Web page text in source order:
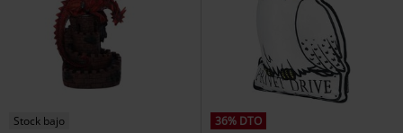
Stock bajo
36% DTO